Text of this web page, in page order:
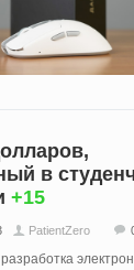
в
+15
PatientZero